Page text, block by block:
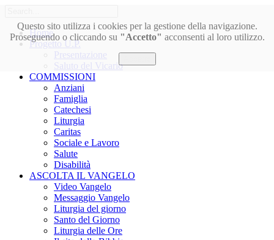
Questo sito utilizza i cookies per la gestione della navigazione.
Proseguendo o cliccando su "Accetto" acconsenti al loro utilizzo.
Home
Progetto U.P.
Presentazione
Saluto del Vicario
COMMISSIONI
Anziani
Famiglia
Catechesi
Liturgia
Caritas
Sociale e Lavoro
Salute
Disabilità
ASCOLTA IL VANGELO
Video Vangelo
Messaggio Vangelo
Liturgia del giorno
Santo del Giorno
Liturgia delle Ore